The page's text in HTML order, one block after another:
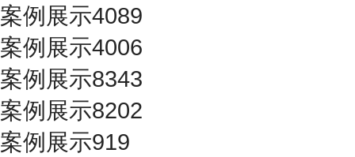
案例展示4089
案例展示4006
案例展示8343
案例展示8202
案例展示919